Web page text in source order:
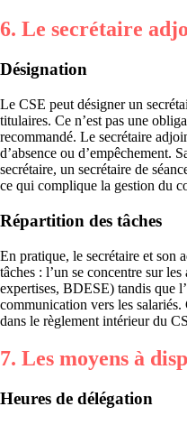
6. Le secrétaire
Désignation
Le CSE peut désigner un
titulaires. Ce n’est pas une
recommandé. Le secrétaire
d’absence ou d’empêchement.
secrétaire, un secrétaire de
ce qui complique la gestion du
Répartition des tâches
En pratique, le secrétaire et son
tâches : l’un se concentre sur
expertises, BDESE) tandis que
communication vers les
dans le règlement intérieur du
7. Les moyens à
Heures de délégation